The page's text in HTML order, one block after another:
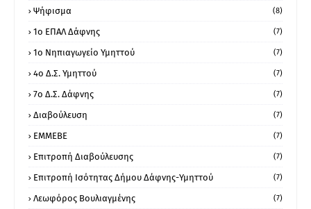
Ψήφισμα (8)
1ο ΕΠΑΛ Δάφνης (7)
1ο Νηπιαγωγείο Υμηττού (7)
4ο Δ.Σ. Υμηττού (7)
7ο Δ.Σ. Δάφνης (7)
Διαβούλευση (7)
ΕΜΜΕΒΕ (7)
Επιτροπή Διαβούλευσης (7)
Επιτροπή Ισότητας Δήμου Δάφνης-Υμηττού (7)
Λεωφόρος Βουλιαγμένης (7)